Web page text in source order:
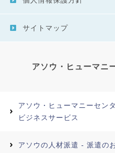
サイトマップ
アソウ・ヒューマニ
アソウ・ヒューマニーセン
ビジネスサービス
アソウの人材派遣 - 派遣の